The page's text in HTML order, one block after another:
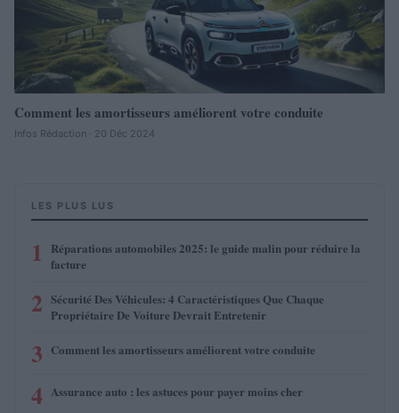
Comment les amortisseurs améliorent votre conduite
Infos Rédaction · 20 Déc 2024
LES PLUS LUS
1
Réparations automobiles 2025: le guide malin pour réduire la
facture
2 Sécurité Des Véhicules: 4 Caractéristiques Que Chaque
Propriétaire De Voiture Devrait Entretenir
3 Comment les amortisseurs améliorent votre conduite
4 Assurance auto : les astuces pour payer moins cher